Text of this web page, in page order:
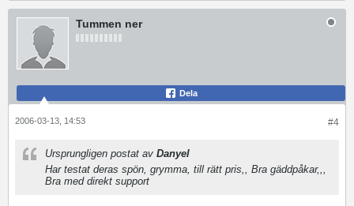
Tummen ner
Dela
#4
2006-03-13, 14:53
Ursprungligen postat av Danyel
Har testat deras spön, grymma, till rätt pris,, Bra gäddpåkar,,,
Bra med direkt support